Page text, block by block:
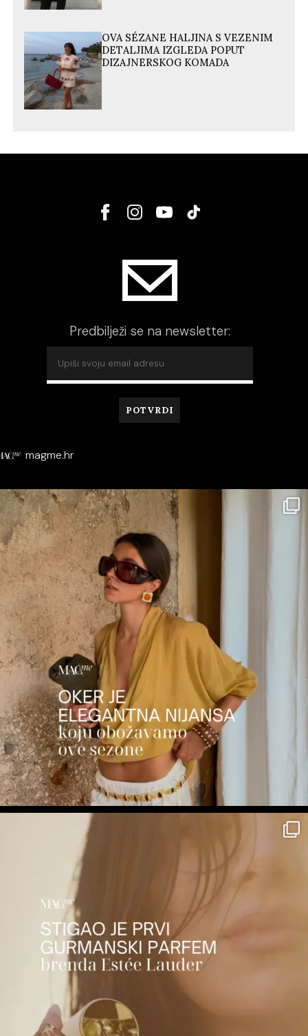
OVA SÉZANE HALJINA S VEZENIM
DETALJIMA IZGLEDA POPUT
DIZAJNERSKOG KOMADA
Predbilježi se na newsletter:
magme.hr